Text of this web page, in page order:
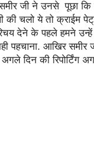
जी ने उनसे पूछा कि
चलो ये तो क्राईम
देने के पहले हमने
पहचाना. आखिर
दिन की रिपोर्टिंग